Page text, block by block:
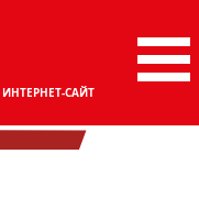
ИНТЕРНЕТ-САЙТ